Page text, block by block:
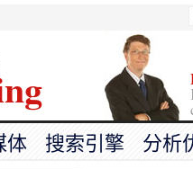
体 搜索引擎 分析